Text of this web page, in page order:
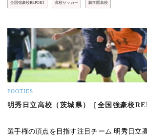
全国強豪校REPORT 高校サッカー 鵬学園高校
FOOTIES
明秀日立高校（茨城県）［全国強豪校
選手権の頂点を目指す注目チーム 明秀日立